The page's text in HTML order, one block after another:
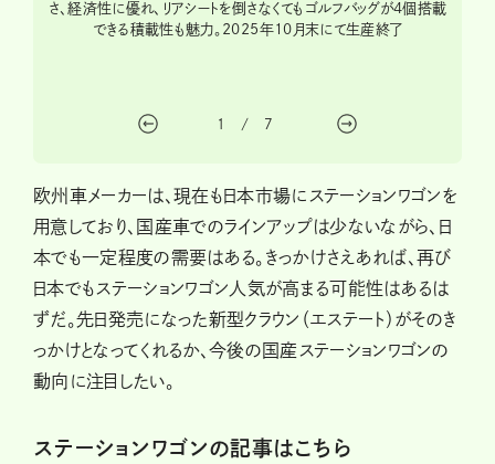
さ、経済性に優れ、リアシートを倒さなくてもゴルフバッグが4個搭載
できる積載性も魅力。2025年10月末にて生産終了
1 / 7
欧州車メーカーは、現在も日本市場にステーションワゴンを
用意しており、国産車でのラインアップは少ないながら、日
本でも一定程度の需要はある。きっかけさえあれば、再び
日本でもステーションワゴン人気が高まる可能性はあるは
ずだ。先日発売になった新型クラウン（エステート）がそのき
っかけとなってくれるか、今後の国産ステーションワゴンの
動向に注目したい。
ステーションワゴンの記事はこちら